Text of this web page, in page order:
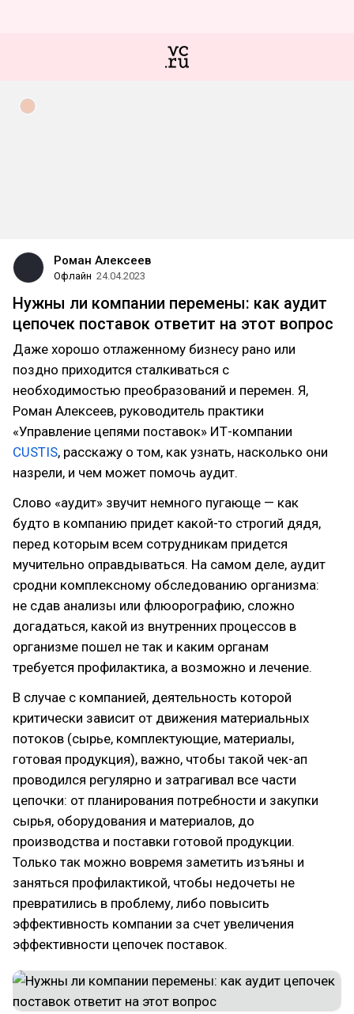
Роман Алексеев
Офлайн 24.04.2023
Нужны ли компании перемены: как аудит
цепочек поставок ответит на этот вопрос
Даже хорошо отлаженному бизнесу рано или
поздно приходится сталкиваться с
необходимостью преобразований и перемен. Я,
Роман Алексеев, руководитель практики
«Управление цепями поставок» ИТ-компании
CUSTIS, расскажу о том, как узнать, насколько они
назрели, и чем может помочь аудит.
Слово «аудит» звучит немного пугающе — как
будто в компанию придет какой-то строгий дядя,
перед которым всем сотрудникам придется
мучительно оправдываться. На самом деле, аудит
сродни комплексному обследованию организма:
не сдав анализы или флюорографию, сложно
догадаться, какой из внутренних процессов в
организме пошел не так и каким органам
требуется профилактика, а возможно и лечение.
В случае с компанией, деятельность которой
критически зависит от движения материальных
потоков (сырье, комплектующие, материалы,
готовая продукция), важно, чтобы такой чек-ап
проводился регулярно и затрагивал все части
цепочки: от планирования потребности и закупки
сырья, оборудования и материалов, до
производства и поставки готовой продукции.
Только так можно вовремя заметить изъяны и
заняться профилактикой, чтобы недочеты не
превратились в проблему, либо повысить
эффективность компании за счет увеличения
эффективности цепочек поставок.